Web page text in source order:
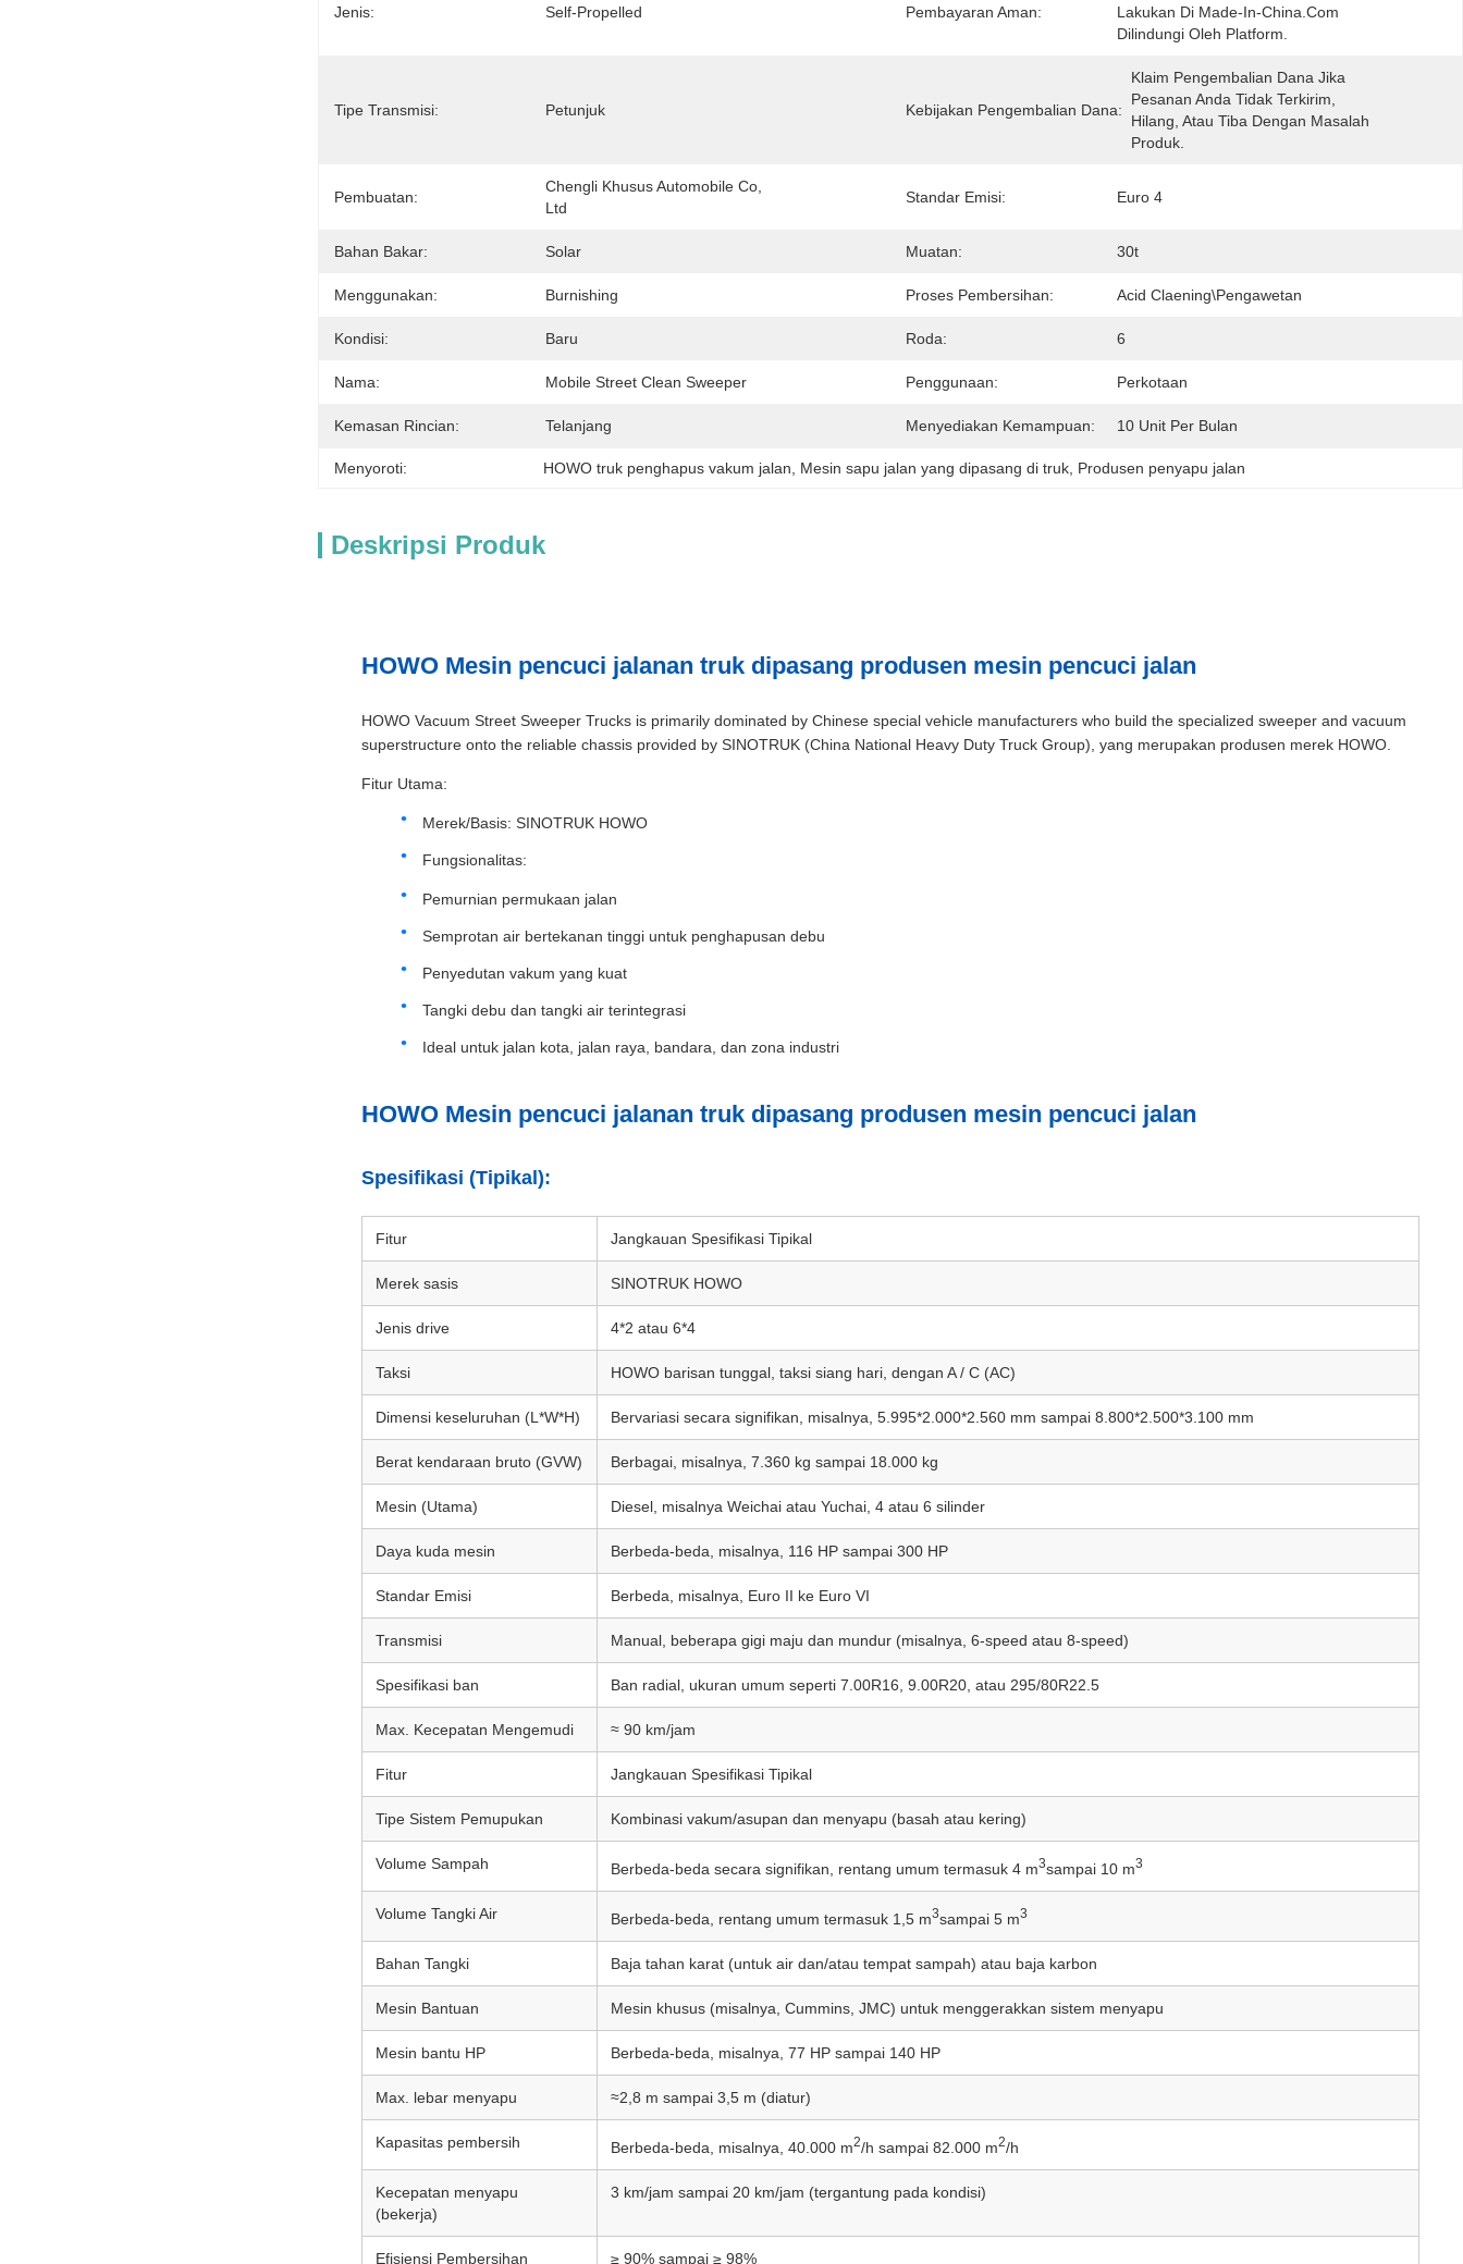
Jenis: Self-Propelled Pembayaran Aman:
Lakukan Di Made-In-China.com
Dilindungi Oleh Platform.
Tipe Transmisi: Petunjuk Kebijakan Pengembalian Dana:
Klaim Pengembalian Dana Jika
Pesanan Anda Tidak Terkirim,
Hilang, Atau Tiba Dengan Masalah
Produk.
Pembuatan:
Chengli Khusus Automobile Co,
Ltd
Standar Emisi: Euro 4
Bahan Bakar: Solar Muatan: 30t
Menggunakan: Burnishing Proses Pembersihan: Acid Claening\Pengawetan
Kondisi: Baru Roda: 6
Nama: Mobile Street Clean Sweeper Penggunaan: Perkotaan
Kemasan Rincian: Telanjang Menyediakan Kemampuan: 10 Unit Per Bulan
Menyoroti: HOWO truk penghapus vakum jalan Mesin sapu jalan yang dipasang di truk Produsen penyapu jalan
Deskripsi Produk
HOWO Mesin pencuci jalanan truk dipasang produsen mesin pencuci jalan
HOWO Vacuum Street Sweeper Trucks is primarily dominated by Chinese special vehicle manufacturers who build the specialized sweeper and vacuum
superstructure onto the reliable chassis provided by SINOTRUK (China National Heavy Duty Truck Group), yang merupakan produsen merek HOWO.
Fitur Utama:
Merek/Basis: SINOTRUK HOWO
Fungsionalitas:
Pemurnian permukaan jalan
Semprotan air bertekanan tinggi untuk penghapusan debu
Penyedutan vakum yang kuat
Tangki debu dan tangki air terintegrasi
Ideal untuk jalan kota, jalan raya, bandara, dan zona industri
HOWO Mesin pencuci jalanan truk dipasang produsen mesin pencuci jalan
Spesifikasi (Tipikal):
Fitur Jangkauan Spesifikasi Tipikal
Merek sasis SINOTRUK HOWO
Jenis drive 4*2 atau 6*4
Taksi HOWO barisan tunggal, taksi siang hari, dengan A / C (AC)
Dimensi keseluruhan (L*W*H) Bervariasi secara signifikan, misalnya, 5.995*2.000*2.560 mm sampai 8.800*2.500*3.100 mm
Berat kendaraan bruto (GVW) Berbagai, misalnya, 7.360 kg sampai 18.000 kg
Mesin (Utama) Diesel, misalnya Weichai atau Yuchai, 4 atau 6 silinder
Daya kuda mesin Berbeda-beda, misalnya, 116 HP sampai 300 HP
Standar Emisi Berbeda, misalnya, Euro II ke Euro VI
Transmisi Manual, beberapa gigi maju dan mundur (misalnya, 6-speed atau 8-speed)
Spesifikasi ban Ban radial, ukuran umum seperti 7.00R16, 9.00R20, atau 295/80R22.5
Max. Kecepatan Mengemudi ≈ 90 km/jam
Fitur Jangkauan Spesifikasi Tipikal
Tipe Sistem Pemupukan Kombinasi vakum/asupan dan menyapu (basah atau kering)
Volume Sampah Berbeda-beda secara signifikan, rentang umum termasuk 4 m3sampai 10 m3
Volume Tangki Air Berbeda-beda, rentang umum termasuk 1,5 m3sampai 5 m3
Bahan Tangki Baja tahan karat (untuk air dan/atau tempat sampah) atau baja karbon
Mesin Bantuan Mesin khusus (misalnya, Cummins, JMC) untuk menggerakkan sistem menyapu
Mesin bantu HP Berbeda-beda, misalnya, 77 HP sampai 140 HP
Max. lebar menyapu ≈2,8 m sampai 3,5 m (diatur)
Kapasitas pembersih Berbeda-beda, misalnya, 40.000 m2/h sampai 82.000 m2/h
Kecepatan menyapu
(bekerja)
3 km/jam sampai 20 km/jam (tergantung pada kondisi)
Efisiensi Pembersihan ≥ 90% sampai ≥ 98%